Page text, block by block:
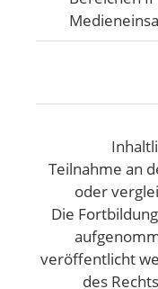
Teilnahme an
oder
Die
veröffentlicht
des